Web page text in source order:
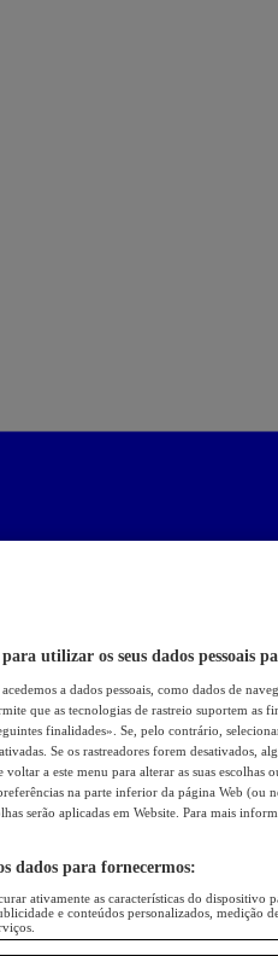
utilizar os seus dados pessoais
a dados pessoais, como dados de
que as tecnologias de rastreio suportem as
finalidades». Se, pelo contrário,
Se os rastreadores forem desativados,
a este menu para alterar as suas escolhas
na parte inferior da página Web (ou
serão aplicadas em Website. Para mais
dados para fornecermos:
ativamente as características do dispositivo
e conteúdos personalizados, medição